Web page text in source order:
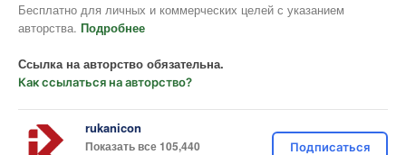
Бесплатно для личных и коммерческих целей с указанием
авторства. Подробнее
Ссылка на авторство обязательна.
Как ссылаться на авторство?
rukanicon
Показать все 105,440
Подписаться